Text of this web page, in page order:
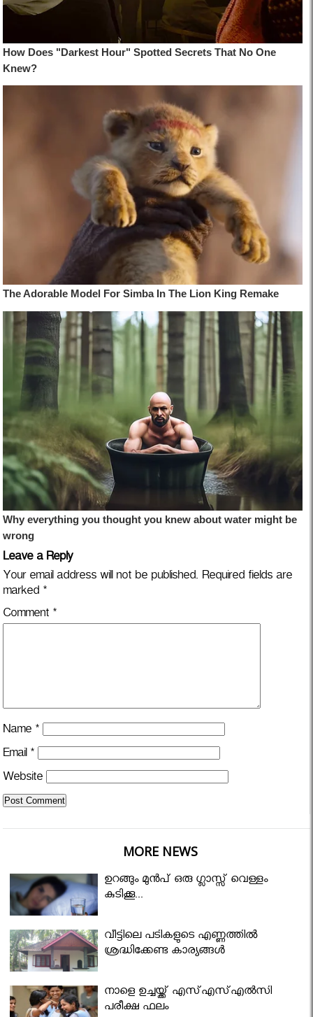
Leave a Reply
Your email address will not be published. Required fields are
marked *
Comment *
Name *
Email *
Website
MORE NEWS
ഉറങ്ങും മുന്‍പ് ഒരു ഗ്ലാസ്സ് വെള്ളം
കുടിക്കൂ...
വീട്ടിലെ പടികളുടെ എണ്ണത്തിൽ
ശ്രദ്ധിക്കേണ്ട കാര്യങ്ങൾ
നാളെ ഉച്ചയ്ക്ക് എസ്എസ്എല്‍സി
പരീക്ഷ ഫലം